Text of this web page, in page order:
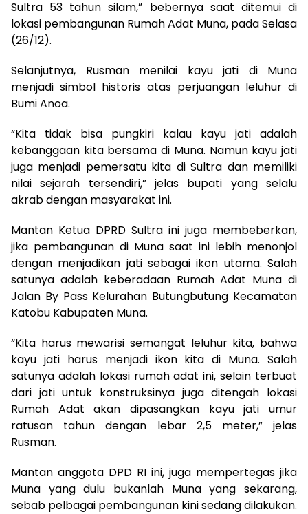
Sultra 53 tahun silam,” bebernya saat ditemui di
lokasi pembangunan Rumah Adat Muna, pada Selasa
(26/12).
Selanjutnya, Rusman menilai kayu jati di Muna
menjadi simbol historis atas perjuangan leluhur di
Bumi Anoa.
“Kita tidak bisa pungkiri kalau kayu jati adalah
kebanggaan kita bersama di Muna. Namun kayu jati
juga menjadi pemersatu kita di Sultra dan memiliki
nilai sejarah tersendiri,” jelas bupati yang selalu
akrab dengan masyarakat ini.
Mantan Ketua DPRD Sultra ini juga membeberkan,
jika pembangunan di Muna saat ini lebih menonjol
dengan menjadikan jati sebagai ikon utama. Salah
satunya adalah keberadaan Rumah Adat Muna di
Jalan By Pass Kelurahan Butungbutung Kecamatan
Katobu Kabupaten Muna.
“Kita harus mewarisi semangat leluhur kita, bahwa
kayu jati harus menjadi ikon kita di Muna. Salah
satunya adalah lokasi rumah adat ini, selain terbuat
dari jati untuk konstruksinya juga ditengah lokasi
Rumah Adat akan dipasangkan kayu jati umur
ratusan tahun dengan lebar 2,5 meter,” jelas
Rusman.
Mantan anggota DPD RI ini, juga mempertegas jika
Muna yang dulu bukanlah Muna yang sekarang,
sebab pelbagai pembangunan kini sedang dilakukan.